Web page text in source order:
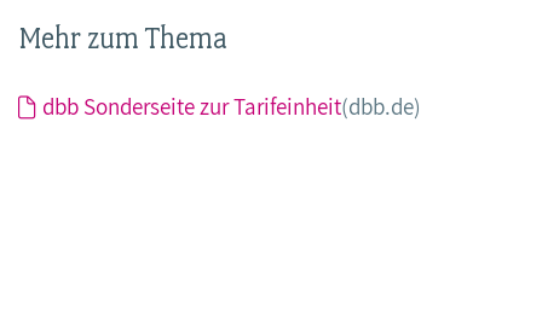
Mehr zum Thema
dbb Sonderseite zur Tarifeinheit(dbb.de)